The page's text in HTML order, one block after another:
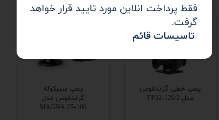
پمپ خطی گراندفوس
مدل TP32-120/2
پمپ سیرکوله
گراندفوس مدل
MAGNA 25-100
فقط پرداخت انلاین مورد تایید قرار خواهد
گرفت.
​​​​​​​تاسیسات قائم​​​​​​​